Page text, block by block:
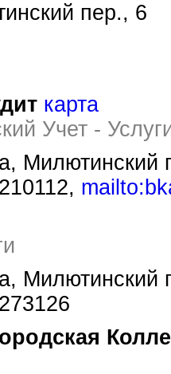
пер., 6
карта
Учет -
Милютинский
Милютинский